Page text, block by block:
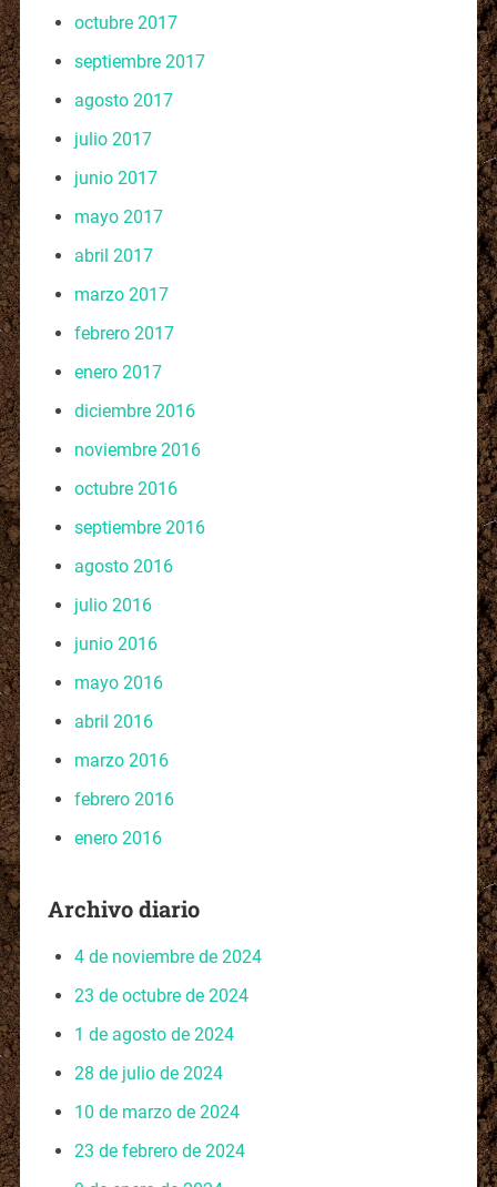
octubre 2017
septiembre 2017
agosto 2017
julio 2017
junio 2017
mayo 2017
abril 2017
marzo 2017
febrero 2017
enero 2017
diciembre 2016
noviembre 2016
octubre 2016
septiembre 2016
agosto 2016
julio 2016
junio 2016
mayo 2016
abril 2016
marzo 2016
febrero 2016
enero 2016
Archivo diario
4 de noviembre de 2024
23 de octubre de 2024
1 de agosto de 2024
28 de julio de 2024
10 de marzo de 2024
23 de febrero de 2024